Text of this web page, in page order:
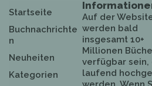
Startseite
Buchnachrichte
n
Neuheiten
Kategorien
Auf der
werden bald
insgesamt 10+
Millionen
verfügbar sein,
laufend